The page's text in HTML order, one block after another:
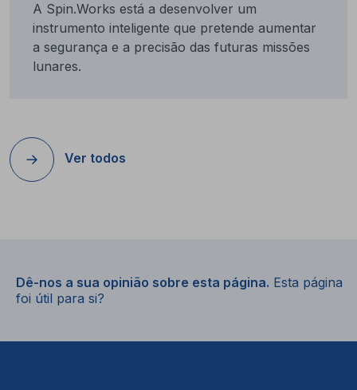
A Spin.Works está a desenvolver um
instrumento inteligente que pretende aumentar
a segurança e a precisão das futuras missões
lunares.
Ver todos
Dê-nos a sua opinião sobre esta página. Esta página
foi útil para si?